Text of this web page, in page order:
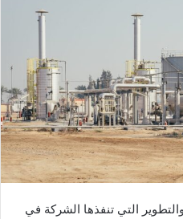
التي تنفذها الشركة في